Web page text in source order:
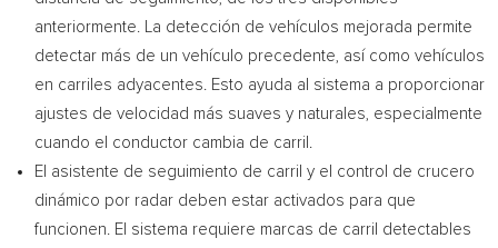
anteriormente. La detección de vehículos mejorada permite
detectar más de un vehículo precedente, así como vehículos
en carriles adyacentes. Esto ayuda al sistema a proporcionar
ajustes de velocidad más suaves y naturales, especialmente
cuando el conductor cambia de carril.
El asistente de seguimiento de carril y el control de crucero
dinámico por radar deben estar activados para que
funcionen. El sistema requiere marcas de carril detectables